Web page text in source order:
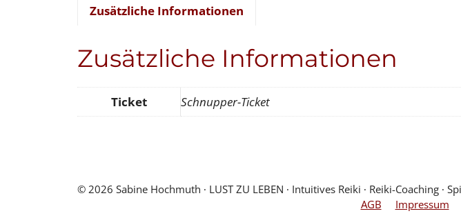
Zusätzliche Informationen
Zusätzliche Informationen
Ticket Schnupper-Ticket
AGB Impressum
© 2026 Sabine Hochmuth ∙ LUST ZU LEBEN ∙ Intuitives Reiki ∙ Reiki-Coaching